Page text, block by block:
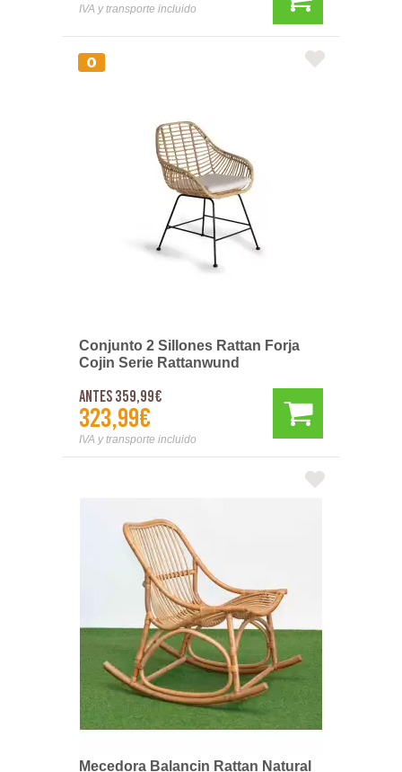
IVA y transporte incluido
Conjunto 2 Sillones Rattan Forja
Cojin Serie Rattanwund
Antes 359,99€
323,99€
IVA y transporte incluido
Mecedora Balancin Rattan Natural